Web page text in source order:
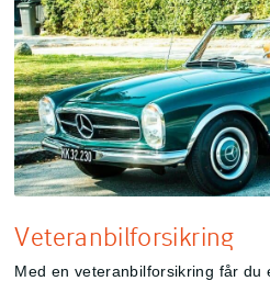
Veteranbilforsikring
Med en veteranbilforsikring får du